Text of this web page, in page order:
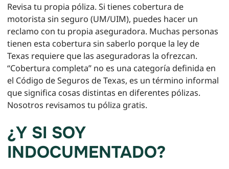
Revisa tu propia póliza. Si tienes cobertura de
motorista sin seguro (UM/UIM), puedes hacer un
reclamo con tu propia aseguradora. Muchas personas
tienen esta cobertura sin saberlo porque la ley de
Texas requiere que las aseguradoras la ofrezcan.
“Cobertura completa” no es una categoría definida en
el Código de Seguros de Texas, es un término informal
que significa cosas distintas en diferentes pólizas.
Nosotros revisamos tu póliza gratis.
¿Y SI SOY
INDOCUMENTADO?